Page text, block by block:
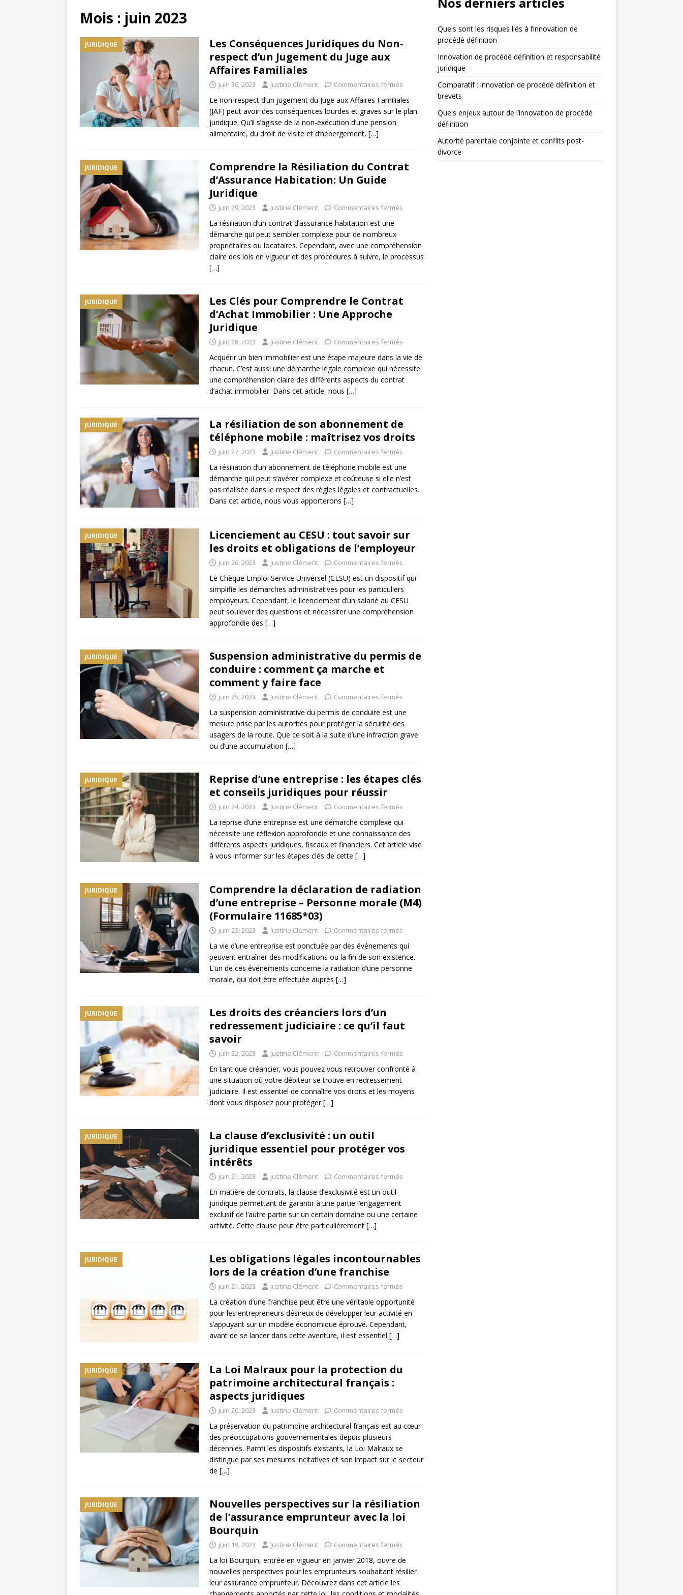
Mois : juin 2023
JURIDIQUE
Les Conséquences Juridiques du Non-
respect d’un Jugement du Juge aux
Affaires Familiales
juin 30, 2023 Justine Clément Commentaires fermés
Le non-respect d’un jugement du Juge aux Affaires Familiales
(JAF) peut avoir des conséquences lourdes et graves sur le plan
juridique. Qu’il s’agisse de la non-exécution d’une pension
alimentaire, du droit de visite et d’hébergement, […]
JURIDIQUE
Comprendre la Résiliation du Contrat
d’Assurance Habitation: Un Guide
Juridique
juin 29, 2023 Justine Clément Commentaires fermés
La résiliation d’un contrat d’assurance habitation est une
démarche qui peut sembler complexe pour de nombreux
propriétaires ou locataires. Cependant, avec une compréhension
claire des lois en vigueur et des procédures à suivre, le processus
[…]
JURIDIQUE
Les Clés pour Comprendre le Contrat
d’Achat Immobilier : Une Approche
Juridique
juin 28, 2023 Justine Clément Commentaires fermés
Acquérir un bien immobilier est une étape majeure dans la vie de
chacun. C’est aussi une démarche légale complexe qui nécessite
une compréhension claire des différents aspects du contrat
d’achat immobilier. Dans cet article, nous […]
JURIDIQUE
La résiliation de son abonnement de
téléphone mobile : maîtrisez vos droits
juin 27, 2023 Justine Clément Commentaires fermés
La résiliation d’un abonnement de téléphone mobile est une
démarche qui peut s’avérer complexe et coûteuse si elle n’est
pas réalisée dans le respect des règles légales et contractuelles.
Dans cet article, nous vous apporterons […]
JURIDIQUE
Licenciement au CESU : tout savoir sur
les droits et obligations de l’employeur
juin 26, 2023 Justine Clément Commentaires fermés
Le Chèque Emploi Service Universel (CESU) est un dispositif qui
simplifie les démarches administratives pour les particuliers
employeurs. Cependant, le licenciement d’un salarié au CESU
peut soulever des questions et nécessiter une compréhension
approfondie des […]
JURIDIQUE
Suspension administrative du permis de
conduire : comment ça marche et
comment y faire face
juin 25, 2023 Justine Clément Commentaires fermés
La suspension administrative du permis de conduire est une
mesure prise par les autorités pour protéger la sécurité des
usagers de la route. Que ce soit à la suite d’une infraction grave
ou d’une accumulation […]
JURIDIQUE
Reprise d’une entreprise : les étapes clés
et conseils juridiques pour réussir
juin 24, 2023 Justine Clément Commentaires fermés
La reprise d’une entreprise est une démarche complexe qui
nécessite une réflexion approfondie et une connaissance des
différents aspects juridiques, fiscaux et financiers. Cet article vise
à vous informer sur les étapes clés de cette […]
JURIDIQUE
Comprendre la déclaration de radiation
d’une entreprise – Personne morale (M4)
(Formulaire 11685*03)
juin 23, 2023 Justine Clément Commentaires fermés
La vie d’une entreprise est ponctuée par des événements qui
peuvent entraîner des modifications ou la fin de son existence.
L’un de ces événements concerne la radiation d’une personne
morale, qui doit être effectuée auprès […]
JURIDIQUE
Les droits des créanciers lors d’un
redressement judiciaire : ce qu’il faut
savoir
juin 22, 2023 Justine Clément Commentaires fermés
En tant que créancier, vous pouvez vous retrouver confronté à
une situation où votre débiteur se trouve en redressement
judiciaire. Il est essentiel de connaître vos droits et les moyens
dont vous disposez pour protéger[…]
JURIDIQUE
La clause d’exclusivité : un outil
juridique essentiel pour protéger vos
intérêts
juin 21, 2023 Justine Clément Commentaires fermés
En matière de contrats, la clause d’exclusivité est un outil
juridique permettant de garantir à une partie l’engagement
exclusif de l’autre partie sur un certain domaine ou une certaine
activité. Cette clause peut être particulièrement […]
JURIDIQUE
Les obligations légales incontournables
lors de la création d’une franchise
juin 21, 2023 Justine Clément Commentaires fermés
La création d’une franchise peut être une véritable opportunité
pour les entrepreneurs désireux de développer leur activité en
s’appuyant sur un modèle économique éprouvé. Cependant,
avant de se lancer dans cette aventure, il est essentiel […]
JURIDIQUE
La Loi Malraux pour la protection du
patrimoine architectural français :
aspects juridiques
juin 20, 2023 Justine Clément Commentaires fermés
La préservation du patrimoine architectural français est au cœur
des préoccupations gouvernementales depuis plusieurs
décennies. Parmi les dispositifs existants, la Loi Malraux se
distingue par ses mesures incitatives et son impact sur le secteur
de […]
JURIDIQUE
Nouvelles perspectives sur la résiliation
de l’assurance emprunteur avec la loi
Bourquin
juin 19, 2023 Justine Clément Commentaires fermés
La loi Bourquin, entrée en vigueur en janvier 2018, ouvre de
nouvelles perspectives pour les emprunteurs souhaitant résilier
leur assurance emprunteur. Découvrez dans cet article les
Quels sont les risques liés à l’innovation de
procédé définition
Innovation de procédé définition et responsabilité
juridique
Comparatif : innovation de procédé définition et
brevets
Quels enjeux autour de l’innovation de procédé
définition
Autorité parentale conjointe et conflits post-
divorce